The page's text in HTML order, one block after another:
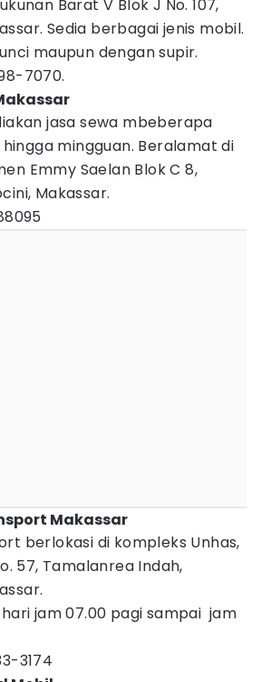
Barat V Blok J No. 107,
Sedia berbagai jenis mobil.
maupun dengan supir.
7070.
jasa sewa mbeberapa
mingguan. Beralamat di
Emmy Saelan Blok C 8,
Makassar.
Makassar
berlokasi di kompleks Unhas,
57, Tamalanrea Indah,
jam 07.00 pagi sampai jam
3174